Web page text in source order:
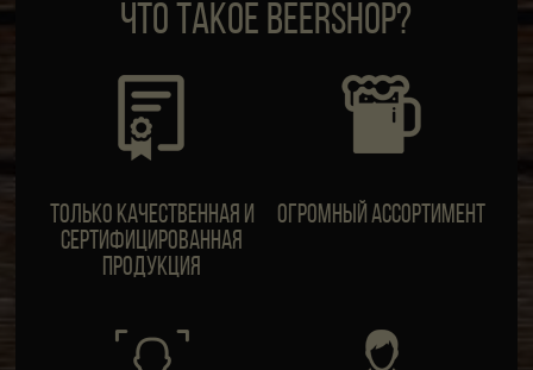
ЧТО ТАКОЕ BEERSHOP?
Только качественная и
сертифицированная
продукция
Огромный ассортимент